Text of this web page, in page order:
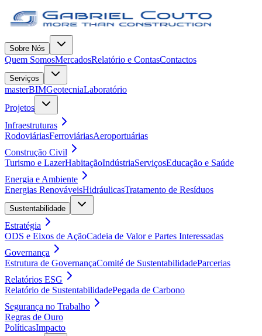
Sobre Nós
Quem SomosMercadosRelatório e ContasContactos
Serviços
masterBIMGeotecniaLaboratório
Projetos
Infraestruturas
RodoviáriasFerroviáriasAeroportuárias
Construção Civil
Turismo e LazerHabitaçãoIndústriaServiçosEducação e Saúde
Energia e Ambiente
Energias RenováveisHidráulicasTratamento de Resíduos
Sustentabilidade
Estratégia
ODS e Eixos de AçãoCadeia de Valor e Partes Interessadas
Governança
Estrutura de GovernançaComité de SustentabilidadeParcerias
Relatórios ESG
Relatório de SustentabilidadePegada de Carbono
Segurança no Trabalho
Regras de Ouro
PolíticasImpacto